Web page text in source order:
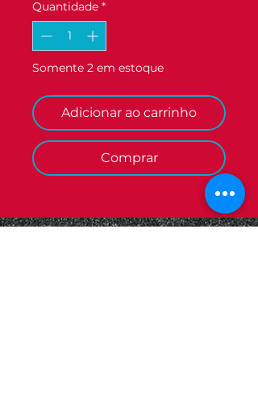
Quantidade *
Somente 2 em estoque
Adicionar ao carrinho
Comprar